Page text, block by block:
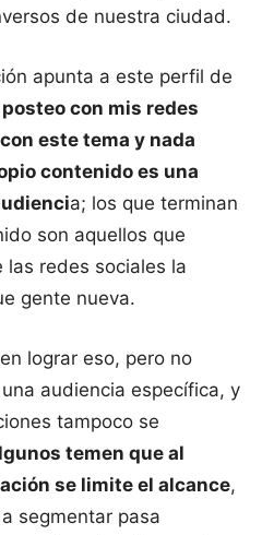
de nuestra ciudad.
apunta a este perfil de
con mis redes
este tema y nada
contenido es una
a; los que terminan
son aquellos que
las redes sociales la
gente nueva.
lograr eso, pero no
audiencia específica, y
tampoco se
temen que al
se limite el alcance,
segmentar pasa